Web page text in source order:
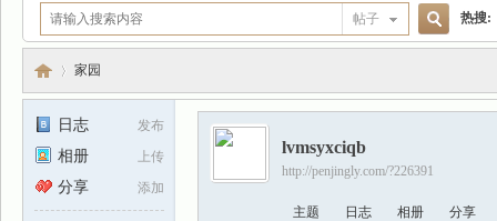
帖子
搜
热搜:
盆
家园
发布
日志
上传
相册
添加
分享
lvmsyxciqb
http://penjingly.com/?226391
主题 日志 相册 分享